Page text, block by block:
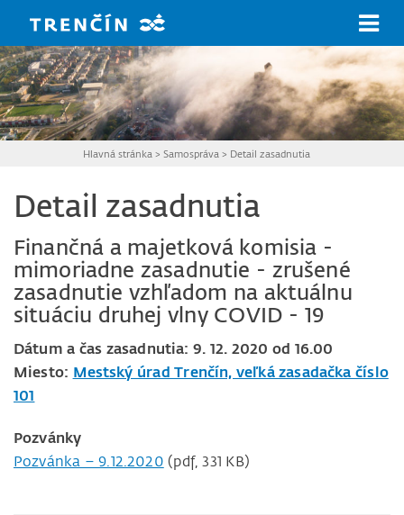
Hlavná stránka >Samospráva > Detail zasadnutia
Detail zasadnutia
Finančná a majetková komisia -
mimoriadne zasadnutie - zrušené
zasadnutie vzhľadom na aktuálnu
situáciu druhej vlny COVID - 19
Dátum a čas zasadnutia: 9. 12. 2020 od 16.00
Miesto: Mestský úrad Trenčín, veľká zasadačka číslo
101
Pozvánky
Pozvánka – 9.12.2020 (pdf, 331 KB)